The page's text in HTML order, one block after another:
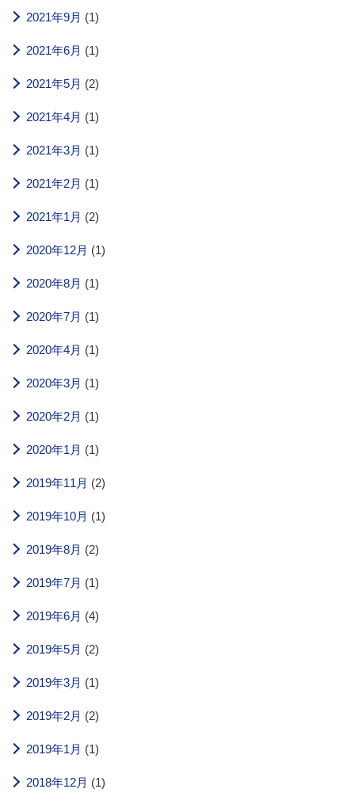
2021年9月 (1)
2021年6月 (1)
2021年5月 (2)
2021年4月 (1)
2021年3月 (1)
2021年2月 (1)
2021年1月 (2)
2020年12月 (1)
2020年8月 (1)
2020年7月 (1)
2020年4月 (1)
2020年3月 (1)
2020年2月 (1)
2020年1月 (1)
2019年11月 (2)
2019年10月 (1)
2019年8月 (2)
2019年7月 (1)
2019年6月 (4)
2019年5月 (2)
2019年3月 (1)
2019年2月 (2)
2019年1月 (1)
2018年12月 (1)